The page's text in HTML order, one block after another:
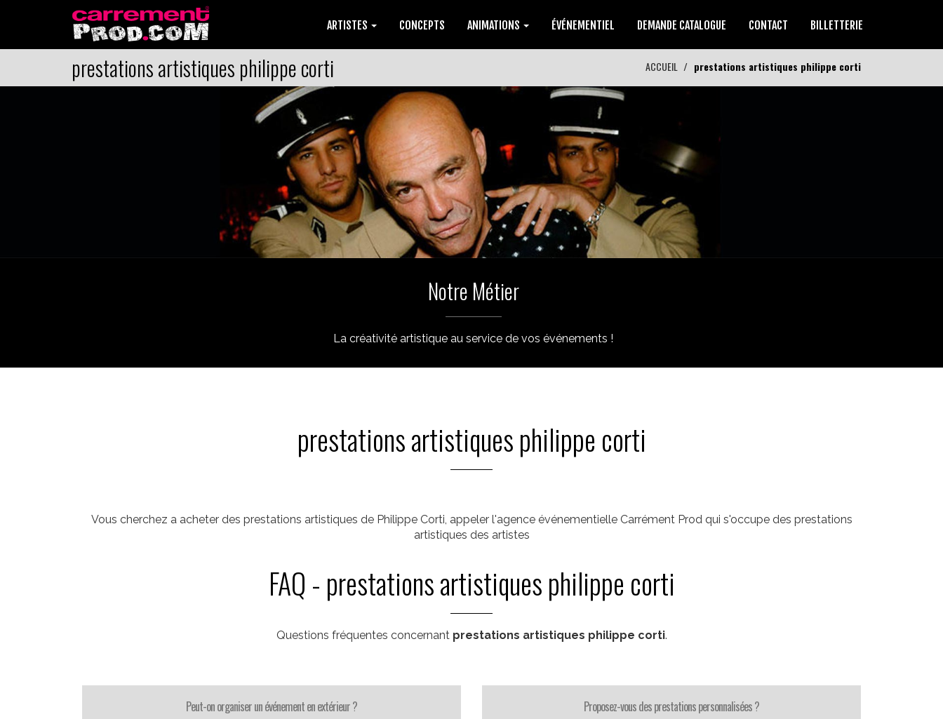
ARTISTES CONCEPTS ANIMATIONS ÉVÉNEMENTIEL DEMANDE CATALOGUE CONTACT BILLETTERIE
prestations artistiques philippe corti ACCUEIL prestations artistiques philippe corti
Notre Métier
La créativité artistique au service de vos événements !
prestations artistiques philippe corti
Vous cherchez a acheter des prestations artistiques de Philippe Corti, appeler l'agence événementielle Carrément Prod qui s'occupe des prestations
artistiques des artistes
FAQ - prestations artistiques philippe corti
Questions fréquentes concernant prestations artistiques philippe corti.
Peut-on organiser un événement en extérieur ? Proposez-vous des prestations personnalisées ?